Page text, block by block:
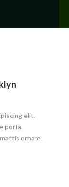
elit.
porta.
ornare.